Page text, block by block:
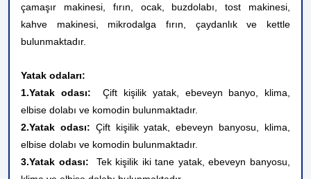
çamaşır makinesi, fırın, ocak, buzdolabı, tost makinesi,
kahve makinesi, mikrodalga fırın, çaydanlık ve kettle
bulunmaktadır.
Yatak odaları:
1.Yatak odası:
Çift kişilik yatak, ebeveyn banyo, klima,
elbise dolabı ve komodin bulunmaktadır.
2.Yatak odası: Çift kişilik yatak, ebeveyn banyosu, klima,
elbise dolabı ve komodin bulunmaktadır.
3.Yatak odası:
Tek kişilik iki tane yatak, ebeveyn banyosu,